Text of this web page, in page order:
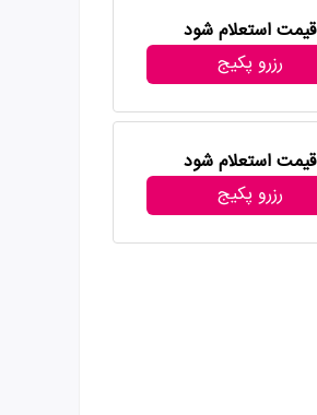
قیمت استعلام شود
رزرو پکیج
قیمت استعلام شود
رزرو پکیج